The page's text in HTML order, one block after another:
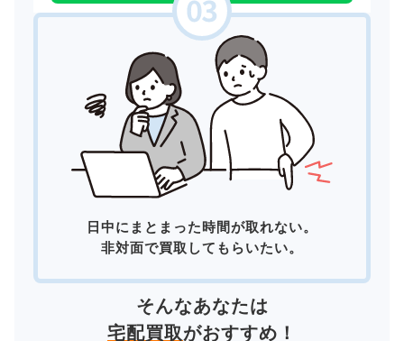
日中にまとまった時間が取れない。
非対面で買取してもらいたい。
そんなあなたは
宅配買取がおすすめ！